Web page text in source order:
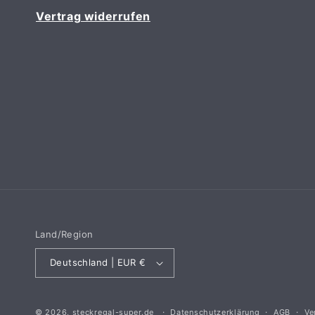
Vertrag widerrufen
Land/Region
Deutschland | EUR €
© 2026, steckregal-super.de Datenschutzerklärung AGB